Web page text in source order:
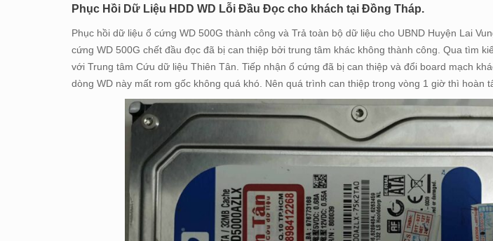
Phục Hồi Dữ Liệu HDD WD Lỗi Đầu Đọc cho khách tại Đồng Tháp.
Phục hồi dữ liệu ổ cứng WD 500G thành công và Trả toàn bộ dữ liệu cho UBND Huyện Lai
cứng WD 500G chết đầu đọc đã bị can thiệp bởi trung tâm khác không thành công. Qua tìm
với Trung tâm Cứu dữ liệu Thiên Tân. Tiếp nhận ổ cứng đã bị can thiệp và đổi board mạch
dòng WD này mất rom gốc không quá khó. Nên quá trình can thiệp trong vòng 1 giờ thì hoàn